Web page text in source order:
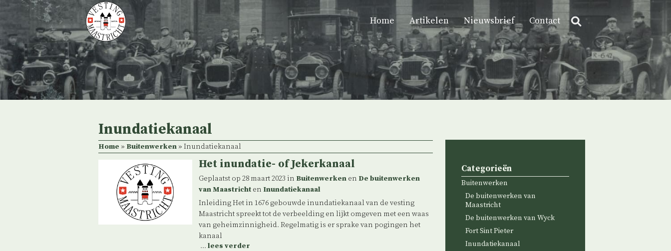
Skip
Home Artikelen Nieuwsbrief Contact
Inundatiekanaal
Home » Buitenwerken» Inundatiekanaal
Het inundatie- of Jekerkanaal
Geplaatst op 28 maart 2023 in Buitenwerken en De buitenwerken
van Maastricht en Inundatiekanaal
Inleiding Het in 1676 gebouwde inundatiekanaal van de vesting
Maastricht spreekt tot de verbeelding en lijkt omgeven met een waas
van geheimzinnigheid. Regelmatig is er sprake van pogingen het
kanaal
... lees verder
Categorieën
Buitenwerken
De buitenwerken van
Maastricht
De buitenwerken van Wyck
Fort Sint Pieter
Inundatiekanaal